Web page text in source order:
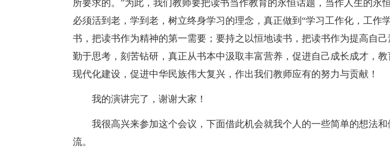
所要求的。”为此，我们教师要把读书当作教育的永恒话题，当作人生的永
必须活到老，学到老，树立终身学习的理念，真正做到“学习工作化，工作
书，把读书作为精神的第一需要；要持之以恒地读书，把读书作为提高自己
勤于思考，刻苦钻研，真正从书本中汲取丰富营养，促进自己成长成才，
现代化建设，促进中华民族伟大复兴，作出我们教师应有的努力与贡献！
我的演讲完了，谢谢大家！
我很高兴来参加这个会议，下面借此机会就我个人的一些简单的想法
流。